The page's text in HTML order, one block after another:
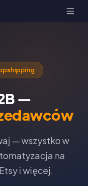
—
— wszystko w
na
i więcej.